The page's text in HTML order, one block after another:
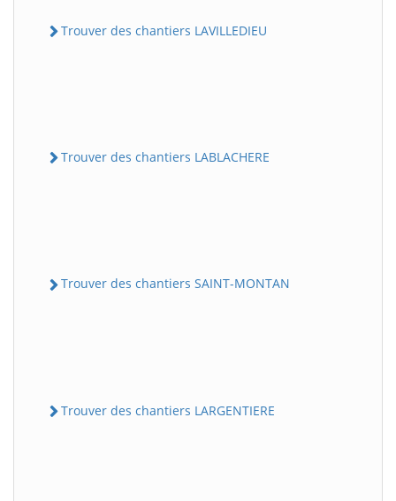
Trouver des chantiers LAVILLEDIEU
Trouver des chantiers LABLACHERE
Trouver des chantiers SAINT-MONTAN
Trouver des chantiers LARGENTIERE